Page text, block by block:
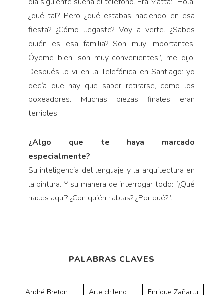
¿qué tal? Pero ¿qué estabas haciendo en esa
fiesta? ¿Cómo llegaste? Voy a verte. ¿Sabes
quién es esa familia? Son muy importantes.
Óyeme bien, son muy convenientes”, me dijo.
Después lo vi en la Telefónica en Santiago: yo
decía que hay que saber retirarse, como los
boxeadores. Muchas piezas finales eran
terribles.
¿Algo que te haya marcado
especialmente?
Su inteligencia del lenguaje y la arquitectura en
la pintura. Y su manera de interrogar todo: “¿Qué
haces aquí? ¿Con quién hablas? ¿Por qué?”.
PALABRAS CLAVES
André Breton Arte chileno Enrique Zañartu